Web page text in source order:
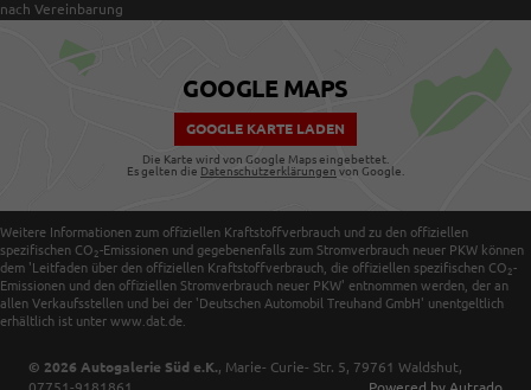
nach Vereinbarung
GOOGLE MAPS
GOOGLE KARTE LADEN
Die Karte wird von Google Maps eingebettet.
Es gelten die Datenschutzerklärungen von Google.
Weitere Informationen zum offiziellen Kraftstoffverbrauch und zu den offiziellen
spezifischen CO 2-Emissionen und gegebenenfalls zum Stromverbrauch neuer PKW können
dem 'Leitfaden über den offiziellen Kraftstoffverbrauch, die offiziellen spezifischen CO 2-
Emissionen und den offiziellen Stromverbrauch neuer PKW' entnommen werden, der an
allen Verkaufsstellen und bei der 'Deutschen Automobil Treuhand GmbH' unentgeltlich
erhältlich ist unter www.dat.de.
© 2026 Autogalerie Süd e.K., Marie- Curie- Str. 5, 79761 Waldshut,